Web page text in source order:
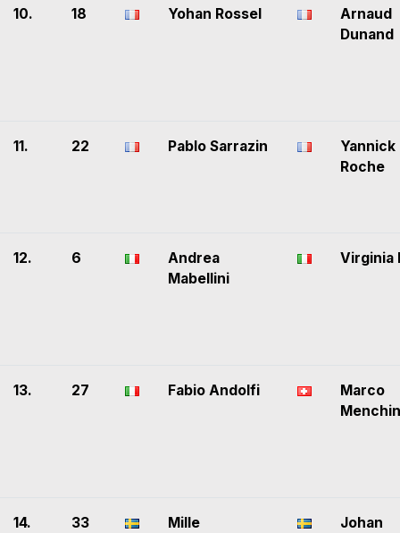
10. 18 Yohan Rossel
Arnaud
Dunand
11. 22 Pablo Sarrazin
Yannick
Roche
12. 6
Andrea
Mabellini
Virginia
13. 27 Fabio Andolfi
Marco
14. 33
Mille
Johan